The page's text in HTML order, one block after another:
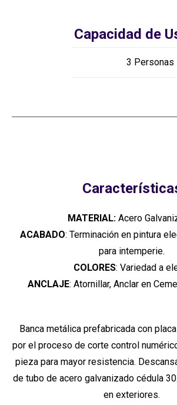
Capacidad de
3 Personas
MATERIAL:Acero
ACABADO: Terminación en pintura
para intemperie.
COLORES: Variedad a
ANCLAJE: Atornillar, Anclar en
Banca metálica prefabricada con
por el proceso de corte control
pieza para mayor resistencia.
de tubo de acero galvanizado cédula
en exteriores.